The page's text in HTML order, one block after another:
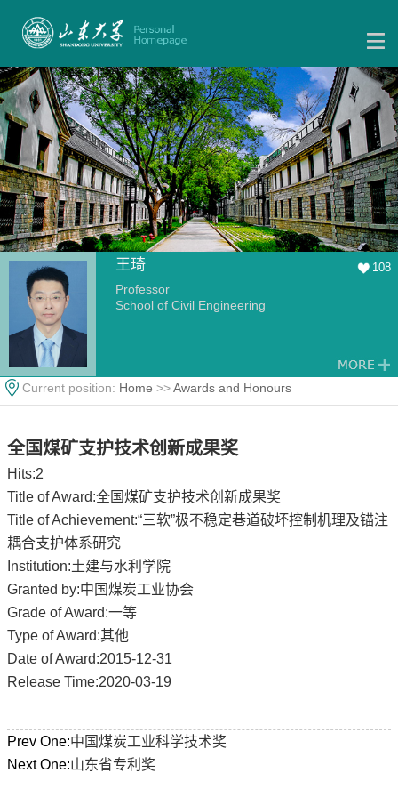
王琦 108
Professor
School of Civil Engineering
Current position: Home >>Awards and Honours
全国煤矿支护技术创新成果奖
Hits:2
Title of Award:全国煤矿支护技术创新成果奖
Title of Achievement:“三软”极不稳定巷道破坏控制机理及锚注
耦合支护体系研究
Institution:土建与水利学院
Granted by:中国煤炭工业协会
Grade of Award:一等
Type of Award:其他
Date of Award:2015-12-31
Release Time:2020-03-19
Prev One:中国煤炭工业科学技术奖
Next One:山东省专利奖